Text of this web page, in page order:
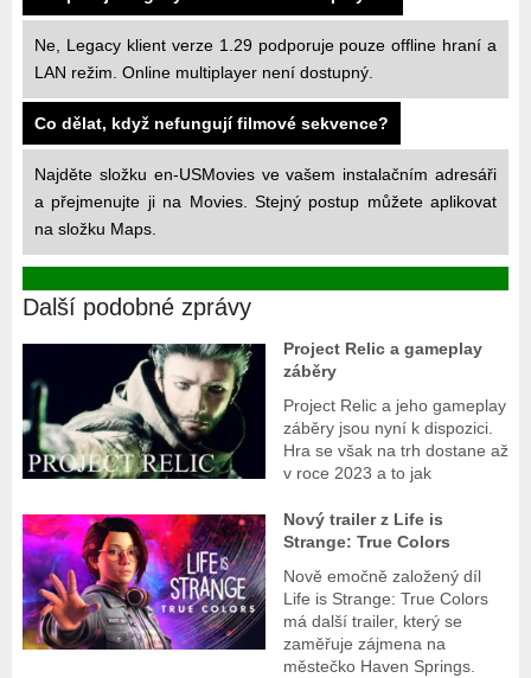
Ne, Legacy klient verze 1.29 podporuje pouze offline hraní a
LAN režim. Online multiplayer není dostupný.
Co dělat, když nefungují filmové sekvence?
Najděte složku en-USMovies ve vašem instalačním adresáři
a přejmenujte ji na Movies. Stejný postup můžete aplikovat
na složku Maps.
Další podobné zprávy
Project Relic a gameplay
záběry
Project Relic a jeho gameplay
záběry jsou nyní k dispozici.
Hra se však na trh dostane až
v roce 2023 a to jak
Nový trailer z Life is
Strange: True Colors
Nově emočně založený díl
Life is Strange: True Colors
má další trailer, který se
zaměřuje zájmena na
městečko Haven Springs.